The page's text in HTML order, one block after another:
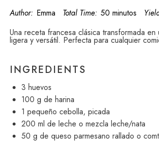
Author: Emma Total Time: 50 minutos
Una receta francesa clásica transformada
ligera y versátil. Perfecta para cualquier
INGREDIENTS
3 huevos
100 g de harina
1 pequeño cebolla, picada
200 ml de leche o mezcla leche/nata
50 g de queso parmesano rallado o